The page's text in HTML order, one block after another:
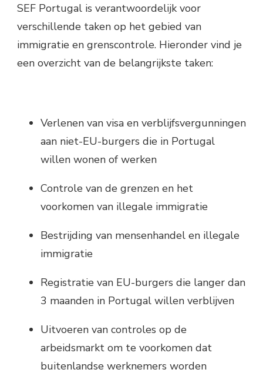
SEF Portugal is verantwoordelijk voor
verschillende taken op het gebied van
immigratie en grenscontrole. Hieronder vind je
een overzicht van de belangrijkste taken:
Verlenen van visa en verblijfsvergunningen
aan niet-EU-burgers die in Portugal
willen wonen of werken
Controle van de grenzen en het
voorkomen van illegale immigratie
Bestrijding van mensenhandel en illegale
immigratie
Registratie van EU-burgers die langer dan
3 maanden in Portugal willen verblijven
Uitvoeren van controles op de
arbeidsmarkt om te voorkomen dat
buitenlandse werknemers worden